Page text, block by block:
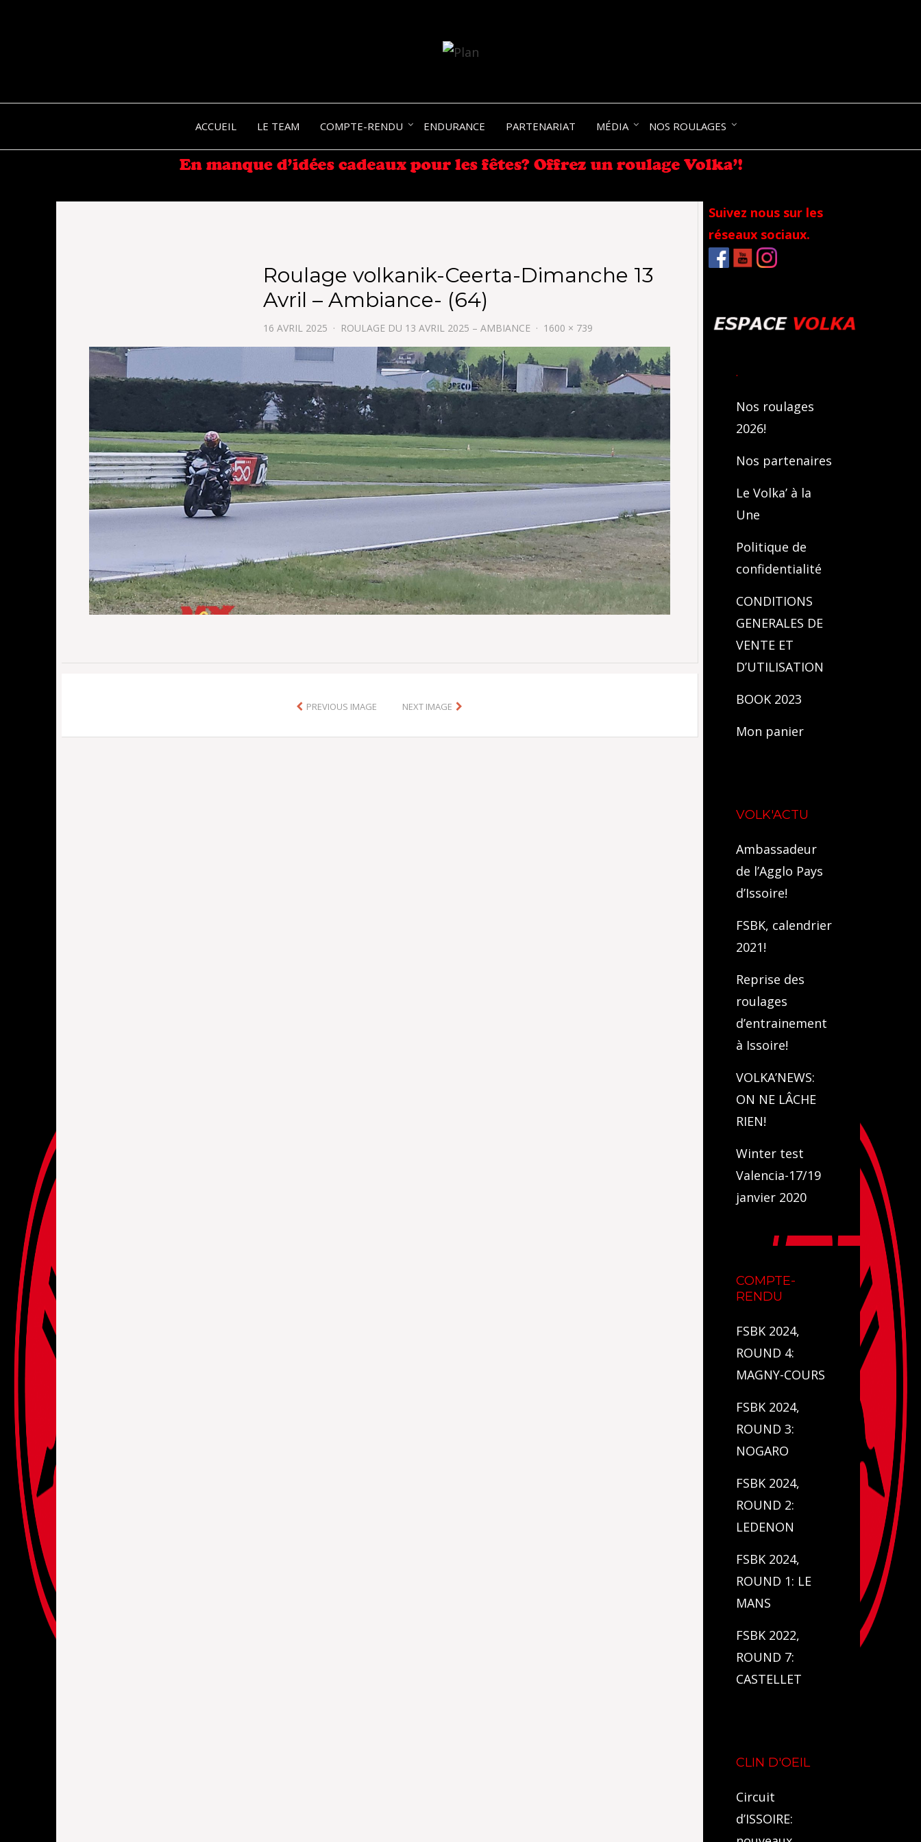
VOLKANIK-
ENDURANCE
ACCUEIL LE TEAM COMPTE-RENDU ENDURANCE PARTENARIAT MÉDIA NOS ROULAGES
Roulage volkanik-Ceerta-Dimanche 13
Avril – Ambiance- (64)
16 AVRIL 2025 ROULAGE DU 13 AVRIL 2025 – AMBIANCE 1600 × 739
PREVIOUS IMAGE NEXT IMAGE
Suivez nous sur les
réseaux sociaux.
.
Nos roulages
2026!
Nos partenaires
Le Volka’ à la
Une
Politique de
confidentialité
CONDITIONS
GENERALES DE
VENTE ET
D’UTILISATION
BOOK 2023
Mon panier
VOLK'ACTU
Ambassadeur
de l’Agglo Pays
d’Issoire!
FSBK, calendrier
2021!
Reprise des
roulages
d’entrainement
à Issoire!
VOLKA’NEWS:
ON NE LÂCHE
RIEN!
Winter test
Valencia-17/19
janvier 2020
COMPTE-
RENDU
FSBK 2024,
ROUND 4:
MAGNY-COURS
FSBK 2024,
ROUND 3:
NOGARO
FSBK 2024,
ROUND 2:
LEDENON
FSBK 2024,
ROUND 1: LE
MANS
FSBK 2022,
ROUND 7:
CASTELLET
CLIN D'OEIL
Circuit
d’ISSOIRE: